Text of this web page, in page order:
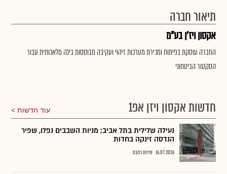
תיאור חברה
אקסון ויז'ן בע"מ
החברה עוסקת בפיתוח ומכירת מערכות זיהוי ועקיבה מבוססות בינה מלאכותית עבור
הסקטור הביטחוני
חדשות אקסון ויזן אפ1 עוד חדשות
נעילה שלילית בתל אביב; מניות השבבים נפלו, שפיר
הנדסה זינקה בחדות
16.07.2026 שירות גלובס